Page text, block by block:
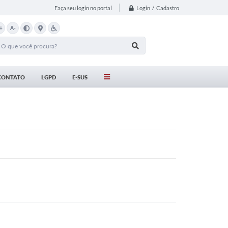
Faça seu login no portal Login / Cadastro
A-
LGPD E-SUS